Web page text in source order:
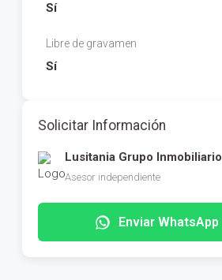
Sí
Libre de gravamen
Sí
Solicitar Información
Lusitania Grupo Inmobiliario
Asesor independiente
Enviar WhatsApp